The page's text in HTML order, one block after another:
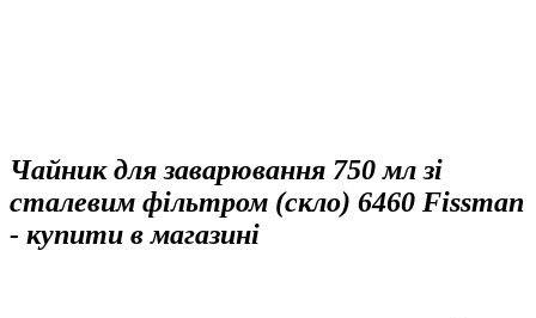
Чайник для заварювання 750 мл зі
сталевим фільтром (скло) 6460 Fissman
- купити в магазині